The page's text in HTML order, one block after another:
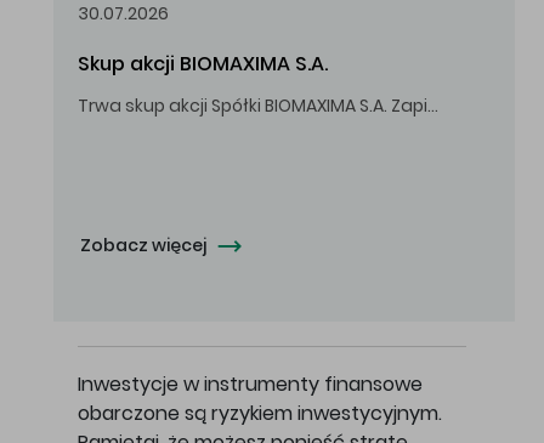
30.07.2026
Skup akcji BIOMAXIMA S.A.
Trwa skup akcji Spółki BIOMAXIMA S.A. Zapisy do 4 sierpnia 2026 r. do godz. 16.00.
Zobacz więcej
Inwestycje w instrumenty finansowe
obarczone są ryzykiem inwestycyjnym.